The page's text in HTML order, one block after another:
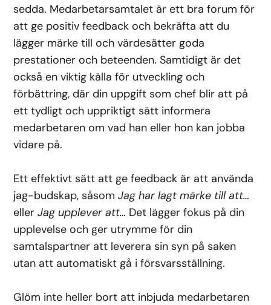
sedda. Medarbetarsamtalet är ett bra forum för
att ge positiv feedback och bekräfta att du
lägger märke till och värdesätter goda
prestationer och beteenden. Samtidigt är det
också en viktig källa för utveckling och
förbättring, där din uppgift som chef blir att på
ett tydligt och uppriktigt sätt informera
medarbetaren om vad han eller hon kan jobba
vidare på.
Ett effektivt sätt att ge feedback är att använda
jag-budskap, såsomJag har lagt märke till att…
ellerJag upplever att… Det lägger fokus på din
upplevelse och ger utrymme för din
samtalspartner att leverera sin syn på saken
utan att automatiskt gå i försvarsställning.
Glöm inte heller bort att inbjuda medarbetaren